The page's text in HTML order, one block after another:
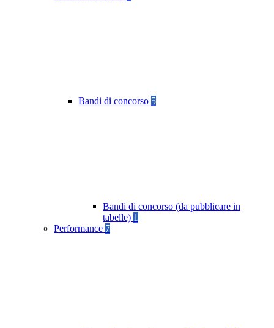
Bandi di concorso 5
Bandi di concorso (da pubblicare in
tabelle) 1
Performance 7